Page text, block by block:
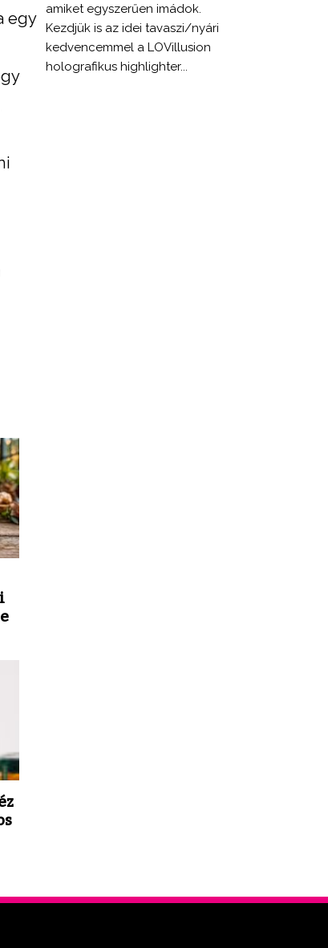
egy
amiket egyszerűen imádok.
Kezdjük is az idei tavaszi/nyári
kedvencemmel a LOVillusion
holografikus highlighter...